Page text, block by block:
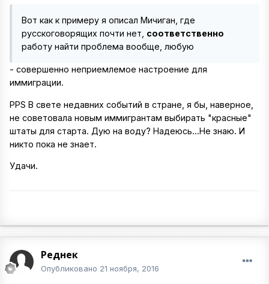
Вот как к примеру я описал Мичиган, где
русскоговорящих почти нет, соответственно
работу найти проблема вообще, любую
- совершенно неприемлемое настроение для
иммиграции.
PPS В свете недавних событий в стране, я бы, наверное,
не советовала новым иммигрантам выбирать "красные"
штаты для старта. Дую на воду? Надеюсь...Не знаю. И
никто пока не знает.
Удачи.
Реднек
Опубликовано 21 ноября, 2016